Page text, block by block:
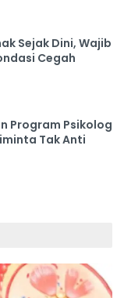
Sejak Dini, Wajib
Cegah
Program Psikolog
Tak Anti